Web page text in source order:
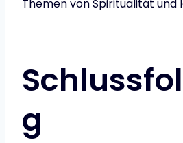
Themen von Spiritualität
g